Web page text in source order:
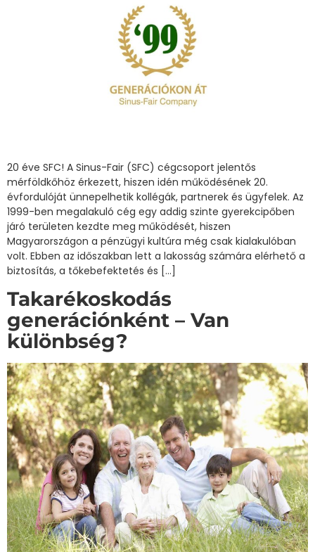
20 éve SFC! A Sinus-Fair (SFC) cégcsoport jelentős
mérföldkőhöz érkezett, hiszen idén működésének 20.
évfordulóját ünnepelhetik kollégák, partnerek és ügyfelek. Az
1999-ben megalakuló cég egy addig szinte gyerekcipőben
járó területen kezdte meg működését, hiszen
Magyarországon a pénzügyi kultúra még csak kialakulóban
volt. Ebben az időszakban lett a lakosság számára elérhető a
biztosítás, a tőkebefektetés és […]
Takarékoskodás
generációnként – Van
különbség?